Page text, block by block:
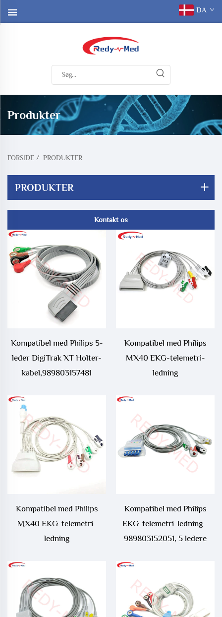
DA
Produkter
FORSIDE / PRODUKTER
PRODUKTER
Kontakt os
Kompatibel med Philips 5-
leder DigiTrak XT Holter-
kabel,989803157481
Kompatibel med Philips
MX40 EKG-telemetri-
ledning
Kompatibel med Philips
MX40 EKG-telemetri-
ledning
Kompatibel med Philips
EKG-telemetri-ledning -
989803152051, 5 ledere